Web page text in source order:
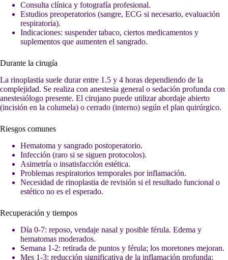
Consulta clínica y fotografía profesional.
Estudios preoperatorios (sangre, ECG si necesario, evaluación
respiratoria).
Indicaciones: suspender tabaco, ciertos medicamentos y
suplementos que aumenten el sangrado.
Durante la cirugía
La rinoplastia suele durar entre 1.5 y 4 horas dependiendo de la
complejidad. Se realiza con anestesia general o sedación profunda con
anestesiólogo presente. El cirujano puede utilizar abordaje abierto
(incisión en la columela) o cerrado (interno) según el plan quirúrgico.
Riesgos comunes
Hematoma y sangrado postoperatorio.
Infección (raro si se siguen protocolos).
Asimetría o insatisfacción estética.
Problemas respiratorios temporales por inflamación.
Necesidad de rinoplastia de revisión si el resultado funcional o
estético no es el esperado.
Recuperación y tiempos
Día 0-7: reposo, vendaje nasal y posible férula. Edema y
hematomas moderados.
Semana 1-2: retirada de puntos y férula; los moretones mejoran.
Mes 1-3: reducción significativa de la inflamación profunda;